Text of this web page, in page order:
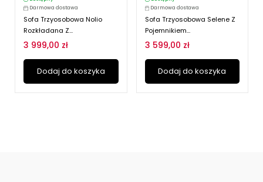
Darmowa dostawa
Sofa Trzyosobowa Nolio
Rozkładana Z...
3 999,00 zł
Dodaj do koszyka
Darmowa dostawa
Sofa Trzyosobowa Selene Z
Pojemnikiem...
3 599,00 zł
Dodaj do koszyka